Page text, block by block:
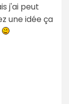
j'ai peut
une idée ça